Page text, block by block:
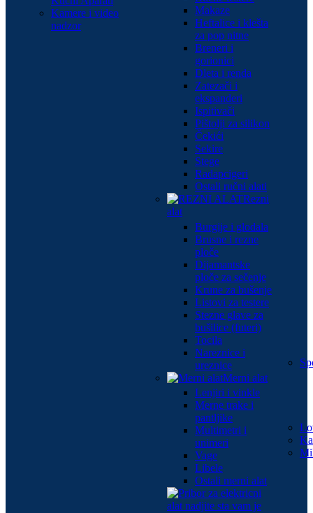
Kamere i video
nadzor
Makaze
Heftalice i klešta
za pop nitne
Breneri i
gorionici
Dleta i renda
Zatezači i
ekspanderi
Ispitivači
Pištolji za silikon
Čekići
Sekire
Stege
Radapcigeri
Ostali ručni alati
Rezni
alat
Burgije i glodala
Brusne i rezne
ploče
Dijamantske
ploče za sečenje
Krune za bušenje
Listovi za testere
Stezne glave za
bušilice (futeri)
Tocila
Nareznice i
ureznice
Merni alat
Lenjiri i vinkle
Merne trake i
pantljike
Multimetri i
unimeri
Vage
Libele
Ostali merni alat